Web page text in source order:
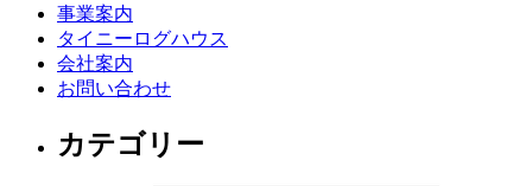
事業案内
タイニーログハウス
会社案内
お問い合わせ
カテゴリー